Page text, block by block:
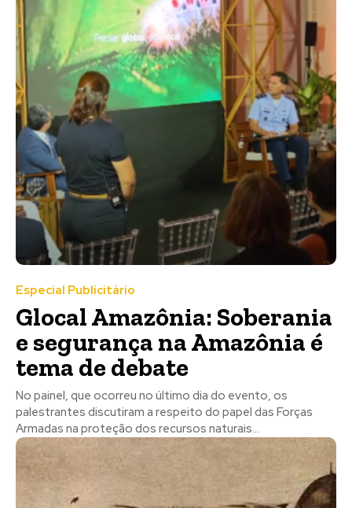
Especial Publicitário
Glocal Amazônia: Soberania
e segurança na Amazônia é
tema de debate
No painel, que ocorreu no último dia do evento, os
palestrantes discutiram a respeito do papel das Forças
Armadas na proteção dos recursos naturais...